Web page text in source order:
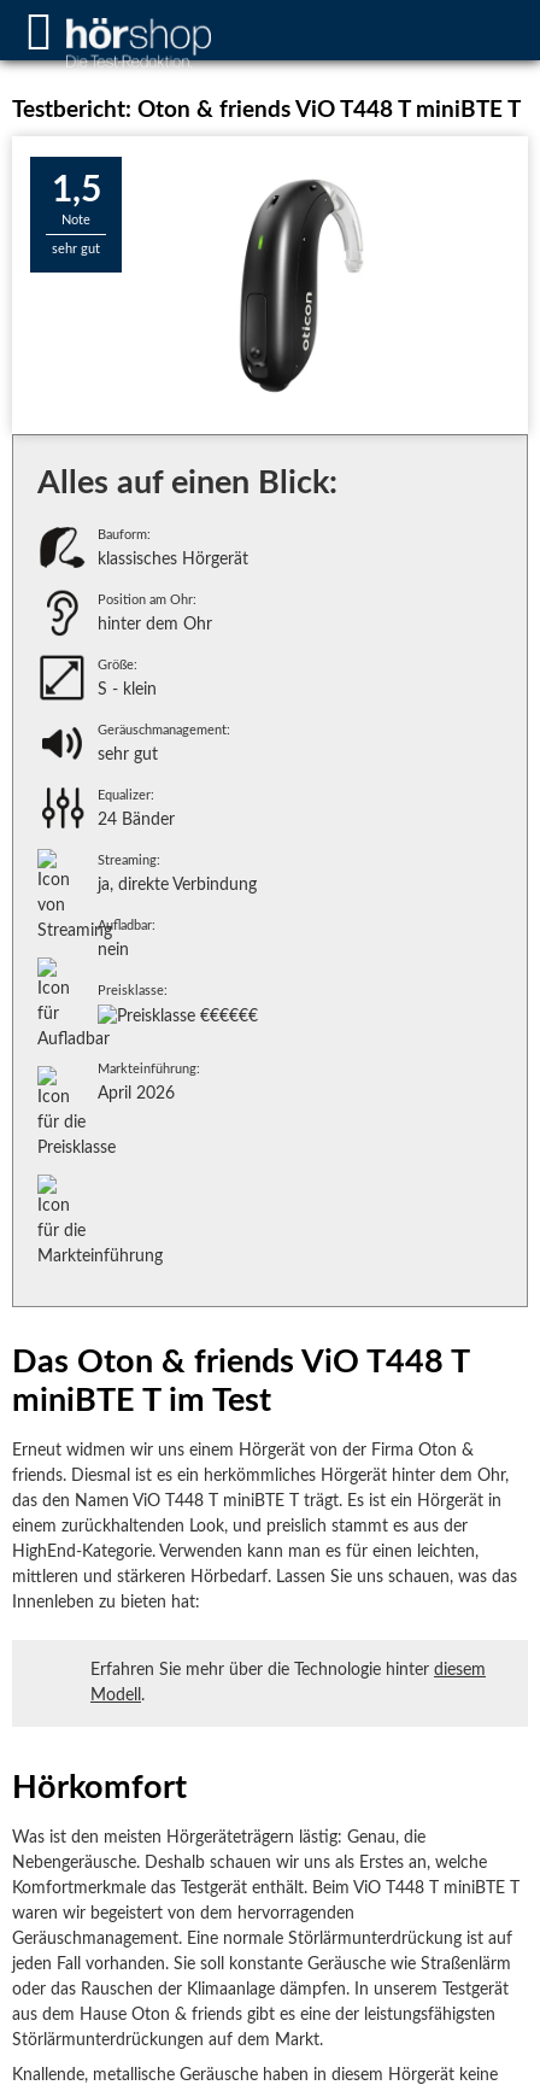
Testbericht: Oton & friends ViO T448 T miniBTE T
1,5
Note
sehr gut
Das Oton & friends ViO T448 T
miniBTE T im Test
Erneut widmen wir uns einem Hörgerät von der Firma Oton &
friends. Diesmal ist es ein herkömmliches Hörgerät hinter dem Ohr,
das den Namen ViO T448 T miniBTE T trägt. Es ist ein Hörgerät in
einem zurückhaltenden Look, und preislich stammt es aus der
HighEnd-Kategorie. Verwenden kann man es für einen leichten,
mittleren und stärkeren Hörbedarf. Lassen Sie uns schauen, was das
Innenleben zu bieten hat:
Erfahren Sie mehr über die Technologie hinter diesem
Modell .
Hörkomfort
Was ist den meisten Hörgeräteträgern lästig: Genau, die
Nebengeräusche. Deshalb schauen wir uns als Erstes an, welche
Komfortmerkmale das Testgerät enthält. Beim ViO T448 T miniBTE T
waren wir begeistert von dem hervorragenden
Geräuschmanagement. Eine normale Störlärmunterdrückung ist auf
jeden Fall vorhanden. Sie soll konstante Geräusche wie Straßenlärm
oder das Rauschen der Klimaanlage dämpfen. In unserem Testgerät
aus dem Hause Oton & friends gibt es eine der leistungsfähigsten
Störlärmunterdrückungen auf dem Markt.
Knallende, metallische Geräusche haben in diesem Hörgerät keine
Alles auf einen Blick:
Bauform:
klassisches Hörgerät
Position am Ohr:
hinter dem Ohr
Größe:
S - klein
Geräuschmanagement:
sehr gut
Equalizer:
24 Bänder
Streaming:
ja, direkte Verbindung
Aufladbar:
nein
Preisklasse:
Markteinführung:
April 2026